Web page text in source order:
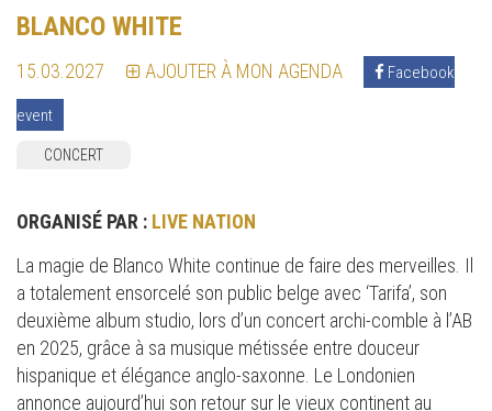
BLANCO WHITE
15.03.2027 AJOUTER À MON AGENDA Facebook
event
CONCERT
ORGANISÉ PAR : LIVE NATION
La magie de Blanco White continue de faire des merveilles. Il
a totalement ensorcelé son public belge avec ‘Tarifa’, son
deuxième album studio, lors d’un concert archi-comble à l’AB
en 2025, grâce à sa musique métissée entre douceur
hispanique et élégance anglo-saxonne. Le Londonien
annonce aujourd’hui son retour sur le vieux continent au